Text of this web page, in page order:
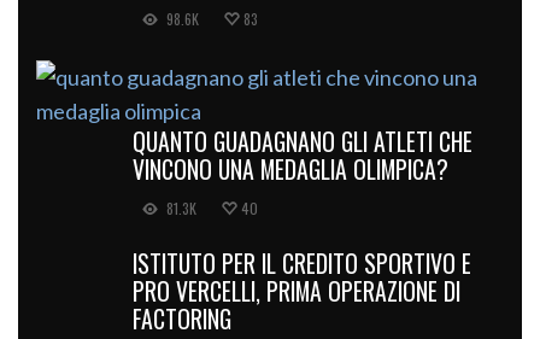
98.6K 83
QUANTO GUADAGNANO GLI ATLETI CHE
VINCONO UNA MEDAGLIA OLIMPICA?
81.3K 40
ISTITUTO PER IL CREDITO SPORTIVO E
PRO VERCELLI, PRIMA OPERAZIONE DI
FACTORING